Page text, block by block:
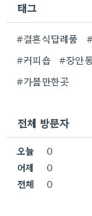
태그
#결혼식답례품
#커피숍
#장안
#가볼만한곳
전체 방문자
오늘
0
어제
0
전체
0